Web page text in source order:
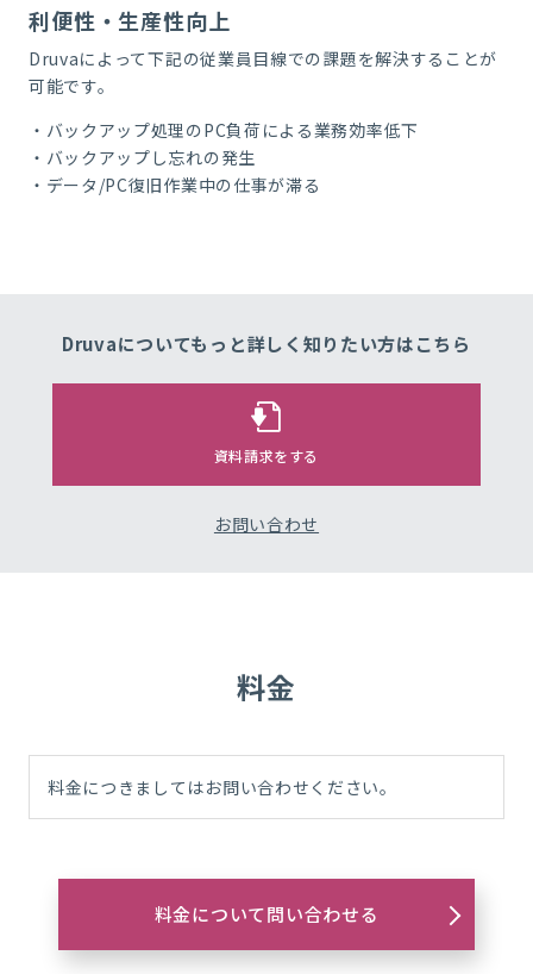
利便性・生産性向上
Druvaによって下記の従業員 目線での課題を解決することが
可能です。
・バックアップ処理の PC負荷による業務効率低下
・バックアップし忘れの発生
・データ /PC復旧作業中の仕事が滞る
Druvaについてもっと詳しく知りたい方はこちら
資料請求をする
お問い合わせ
料金
料金につきましてはお問い合わせください。
料金について問い合わせる